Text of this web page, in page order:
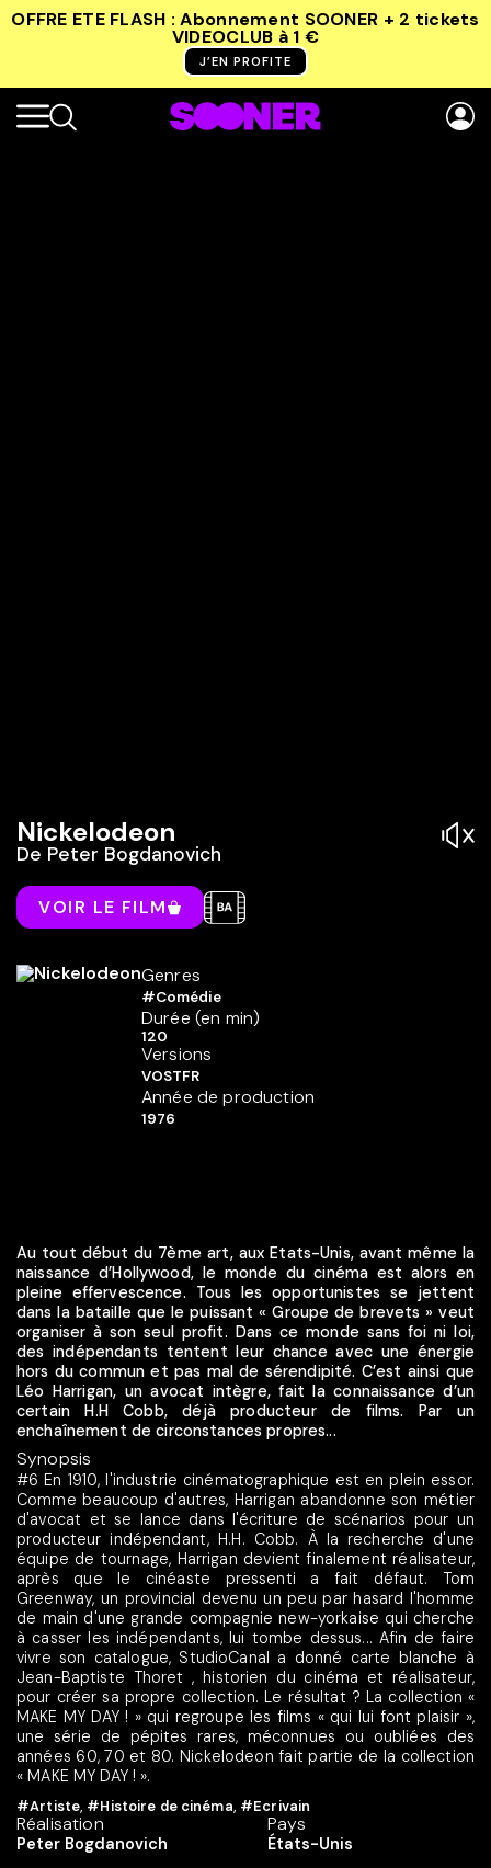
OFFRE ETE FLASH : Abonnement SOONER + 2 tickets
VIDEOCLUB à 1 €
J’EN PROFITE
Nickelodeon
De Peter Bogdanovich
VOIR LE FILM
Genres
#Comédie
Durée (en min)
120
Versions
VOSTFR
Année de production
1976
Au tout début du 7ème art, aux Etats-Unis, avant même la
naissance d’Hollywood, le monde du cinéma est alors en
pleine effervescence. Tous les opportunistes se jettent
dans la bataille que le puissant « Groupe de brevets » veut
organiser à son seul profit. Dans ce monde sans foi ni loi,
des indépendants tentent leur chance avec une énergie
hors du commun et pas mal de sérendipité. C’est ainsi que
Léo Harrigan, un avocat intègre, fait la connaissance d’un
certain H.H Cobb, déjà producteur de films. Par un
enchaînement de circonstances propres...
Synopsis
#6 En 1910, l'industrie cinématographique est en plein essor.
Comme beaucoup d'autres, Harrigan abandonne son métier
d'avocat et se lance dans l'écriture de scénarios pour un
producteur indépendant, H.H. Cobb. À la recherche d'une
équipe de tournage, Harrigan devient finalement réalisateur,
après que le cinéaste pressenti a fait défaut. Tom
Greenway, un provincial devenu un peu par hasard l'homme
de main d'une grande compagnie new-yorkaise qui cherche
à casser les indépendants, lui tombe dessus... Afin de faire
vivre son catalogue, StudioCanal a donné carte blanche à
Jean-Baptiste Thoret , historien du cinéma et réalisateur,
pour créer sa propre collection. Le résultat ? La collection «
MAKE MY DAY ! » qui regroupe les films « qui lui font plaisir »,
une série de pépites rares, méconnues ou oubliées des
années 60, 70 et 80. Nickelodeon fait partie de la collection
« MAKE MY DAY ! ».
#Artiste, #Histoire de cinéma, #Ecrivain
Réalisation
Peter Bogdanovich
Pays
États-Unis